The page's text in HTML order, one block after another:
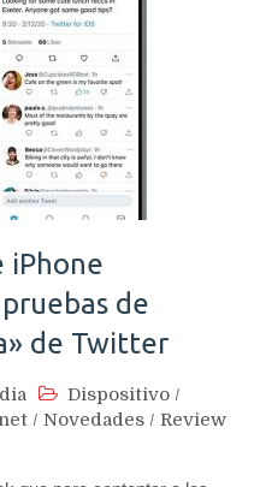
iPhone
de
de Twitter
Dispositivo /
/ Novedades / Review